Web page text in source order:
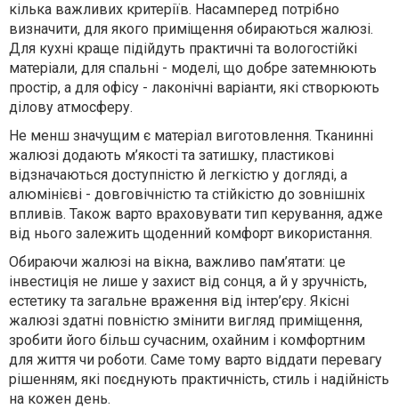
кілька важливих критеріїв. Насамперед потрібно
визначити, для якого приміщення обираються жалюзі.
Для кухні краще підійдуть практичні та вологостійкі
матеріали, для спальні - моделі, що добре затемнюють
простір, а для офісу - лаконічні варіанти, які створюють
ділову атмосферу.
Не менш значущим є матеріал виготовлення. Тканинні
жалюзі додають м’якості та затишку, пластикові
відзначаються доступністю й легкістю у догляді, а
алюмінієві - довговічністю та стійкістю до зовнішніх
впливів. Також варто враховувати тип керування, адже
від нього залежить щоденний комфорт використання.
Обираючи жалюзі на вікна, важливо пам’ятати: це
інвестиція не лише у захист від сонця, а й у зручність,
естетику та загальне враження від інтер’єру. Якісні
жалюзі здатні повністю змінити вигляд приміщення,
зробити його більш сучасним, охайним і комфортним
для життя чи роботи. Саме тому варто віддати перевагу
рішенням, які поєднують практичність, стиль і надійність
на кожен день.